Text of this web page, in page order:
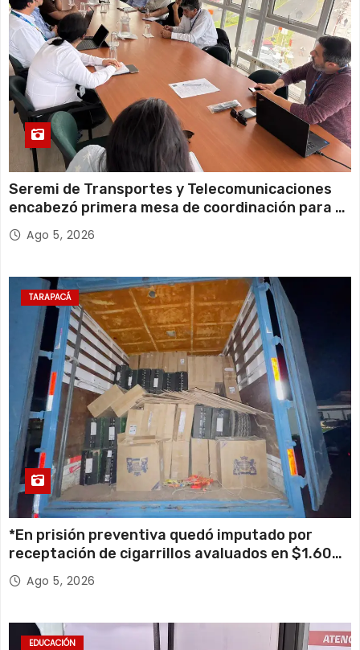
Seremi de Transportes y Telecomunicaciones
encabezó primera mesa de coordinación para el
retiro de cables en desuso en Iquique
Ago 5, 2026
TARAPACÁ
*En prisión preventiva quedó imputado por
receptación de cigarrillos avaluados en $1.600
millones*
Ago 5, 2026
EDUCACIÓN